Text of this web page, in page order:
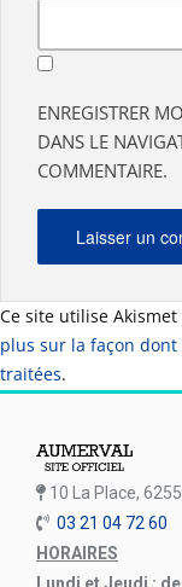
ENREGISTRER
DANS LE
COMMENTAIRE.
Ce site utilise
plus sur la façon
traitées.
10 La Place,
03 21 04 72 60
HORAIRES